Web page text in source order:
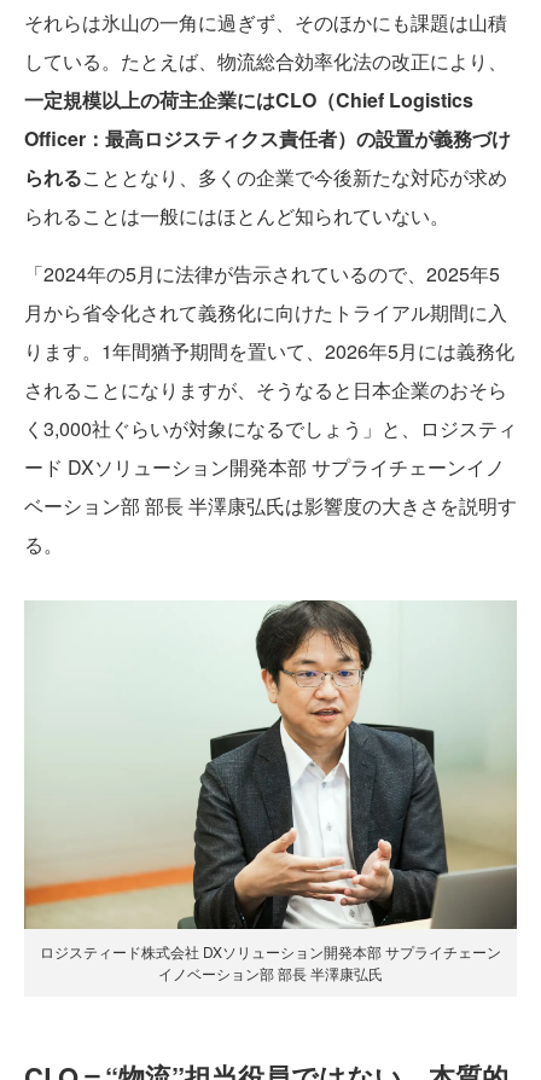
それらは氷山の一角に過ぎず、そのほかにも課題は山積
している。たとえば、物流総合効率化法の改正により、
一定規模以上の荷主企業にはCLO（Chief Logistics
Officer：最高ロジスティクス責任者）の設置が義務づけ
られることとなり、多くの企業で今後新たな対応が求め
られることは一般にはほとんど知られていない。
「2024年の5月に法律が告示されているので、2025年5
月から省令化されて義務化に向けたトライアル期間に入
ります。1年間猶予期間を置いて、2026年5月には義務化
されることになりますが、そうなると日本企業のおそら
く3,000社ぐらいが対象になるでしょう」と、ロジスティ
ード DXソリューション開発本部 サプライチェーンイノ
ベーション部 部長 半澤康弘氏は影響度の大きさを説明す
る。
ロジスティード株式会社 DXソリューション開発本部 サプライチェーン
イノベーション部 部長 半澤康弘氏